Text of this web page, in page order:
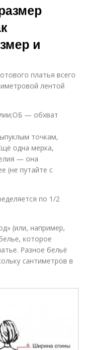
и
платья всего
лентой
— обхват
точкам,
одна мерка,
— она
(не путайте с
по 1/2
(или, например,
которое
Разное бельё
сантиметров в